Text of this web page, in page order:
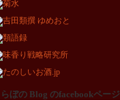
ぼの Blog のfacebookページ